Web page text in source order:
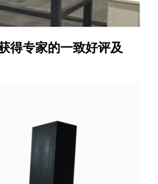
得专家的一致好评及